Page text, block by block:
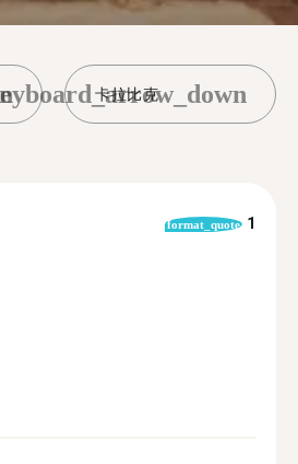
卡拉比克
format_quote 1